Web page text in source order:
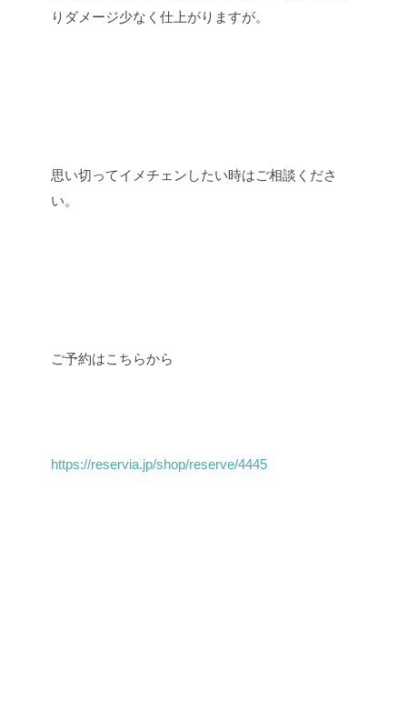
りダメージ少なく仕上がりますが。
思い切ってイメチェンしたい時はご相談くださ
い。
ご予約はこちらから
https://reservia.jp/shop/reserve/4445